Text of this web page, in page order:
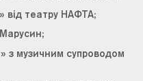
від театру НАФТА;
з музичним супроводом